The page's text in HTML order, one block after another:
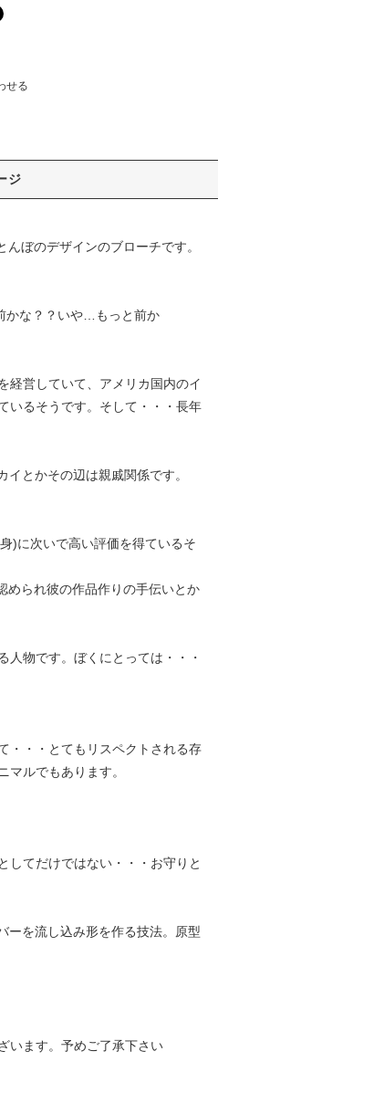
せる
ジ
ぼのデザインのブローチです。
かな？？いや…もっと前か
経営していて、アメリカ国内のイ
いるそうです。そして・・・長年
とかその辺は親戚関係です。
)に次いで高い評価を得ているそ
められ彼の作品作りの手伝いとか
物です。ぼくにとっては・・・
・・・とてもリスペクトされる存
ルでもあります。
してだけではない・・・お守りと
を流し込み形を作る技法。原型
います。予めご了承下さい